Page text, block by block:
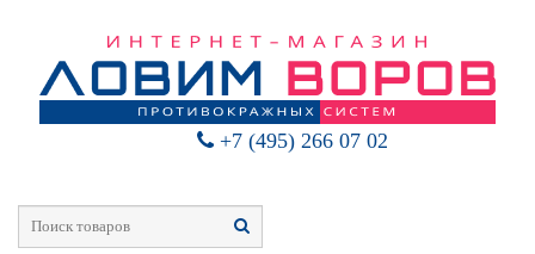
+7 (495) 266 07 02